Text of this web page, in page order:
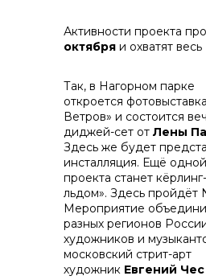
Активности проекта
октября и охватят
Так, в Нагорном парке
откроется
Ветров» и состоится
диджей-сет от Лены
Здесь же будет
инсталляция. Ещё
проекта станет
льдом». Здесь пройдёт
Мероприятие
разных регионов
художников и
московский стрит-арт
художник Евгений Чес